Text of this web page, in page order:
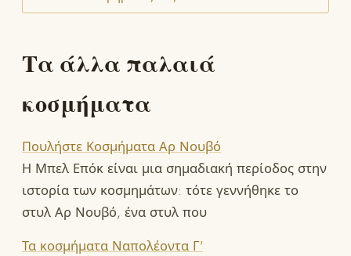
Τα άλλα παλαιά
κοσμήματα
Πουλήστε Κοσμήματα Αρ Νουβό
Η Μπελ Επόκ είναι μια σημαδιακή περίοδος στην
ιστορία των κοσμημάτων: τότε γεννήθηκε το
στυλ Αρ Νουβό, ένα στυλ που
Τα κοσμήματα Ναπολέοντα Γ'